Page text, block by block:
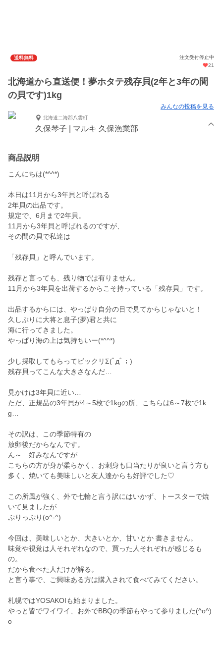
送料無料
注文受付停止中
21
北海道から直送便！夢ホタテ残存貝(2年と3年の間
の貝です)1kg
みんなの投稿を見る
北海道二海郡八雲町
久保琴子 | マルキ 久保漁業部
商品説明
こんにちは(*^^*)
本日は11月から3年貝と呼ばれる
2年貝の出品です。
規定で、6月まで2年貝。
11月から3年貝と呼ばれるのですが、
その間の貝で私達は
「残存貝」と呼んでいます。
残存と言っても、残り物では有りません。
11月から3年貝を出荷するからこそ持っている「残存貝」です。
出品するからには、やっぱり自分の目で見てからじゃないと！
久しぶりに大将と息子(夢)君と共に
海に行ってきました。
やっぱり海の上は気持ちいー(*^^*)
少し採取してもらってビックリΣ(ﾟдﾟ；)
残存貝ってこんな大きさなんだ…
見かけは3年貝に近い…
ただ、正規品の3年貝が4～5枚で1kgの所、こちらは6～7枚で1k
g…
その訳は、この季節特有の
放卵後だからなんです。
ん～…好みなんですが
こちらの方が身が柔らかく、お刺身も口当たりが良いと言う方も
多く、焼いても美味しいと友人達からも好評でした♡
この所風が強く、外で七輪と言う訳にはいかず、トースターで焼
いて見ましたが
ぷりっぷり(o^-^)
今回は、美味しいとか、大きいとか、甘いとか 書きません。
味覚や視覚は人それぞれなので、買った人それぞれが感じるも
の。
だから食べた人だけが解る。
と言う事で、ご興味ある方は購入されて食べてみてください。
札幌ではYOSAKOIも始まりました。
やっと皆でワイワイ、お外でBBQの季節もやって参りました(^o^)
o